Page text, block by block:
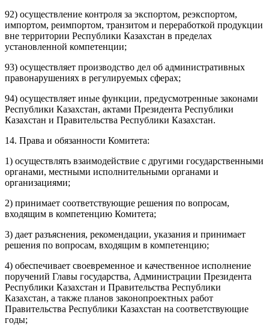
92) осуществление контроля за экспортом, реэкспортом,
импортом, реимпортом, транзитом и переработкой продукции
вне территории Республики Казахстан в пределах
установленной компетенции;
93) осуществляет производство дел об административных
правонарушениях в регулируемых сферах;
94) осуществляет иные функции, предусмотренные законами
Республики Казахстан, актами Президента Республики
Казахстан и Правительства Республики Казахстан.
14. Права и обязанности Комитета:
1) осуществлять взаимодействие с другими государственными
органами, местными исполнительными органами и
организациями;
2) принимает соответствующие решения по вопросам,
входящим в компетенцию Комитета;
3) дает разъяснения, рекомендации, указания и принимает
решения по вопросам, входящим в компетенцию;
4) обеспечивает своевременное и качественное исполнение
поручений Главы государства, Администрации Президента
Республики Казахстан и Правительства Республики
Казахстан, а также планов законопроектных работ
Правительства Республики Казахстан на соответствующие
годы;